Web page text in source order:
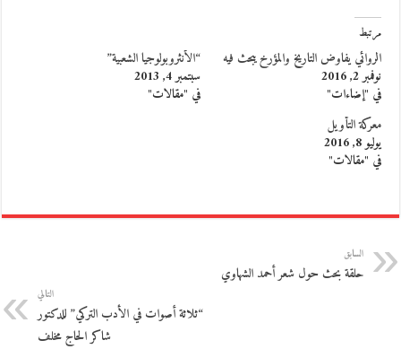
مرتبط
الروائي يفاوض التاريخ والمؤرخ يبحث فيه
نوفمبر 2, 2016
في "إضاءات"
“الأنثروبولوجيا الشعبية”
سبتمبر 4, 2013
في "مقالات"
معركة التأويل
يوليو 8, 2016
في "مقالات"
السابق
حلقة بحث حول شعر أحمد الشهاوي
التالي
“ثلاثة أصوات في الأدب التركي” للدكتور
شاكر الحاج مخلف